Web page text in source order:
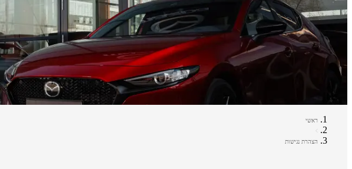
ראשי
הצהרת נגישות